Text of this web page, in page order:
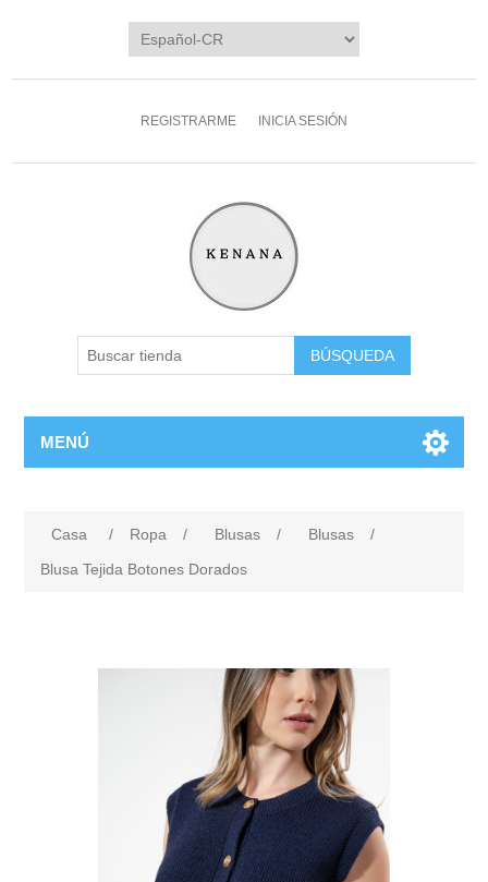
REGISTRARME INICIA SESIÓN
MENÚ
Casa / Ropa / Blusas / Blusas
/
Blusa Tejida Botones Dorados